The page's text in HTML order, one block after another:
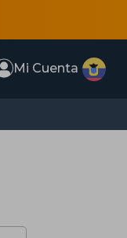
Mi Cuenta